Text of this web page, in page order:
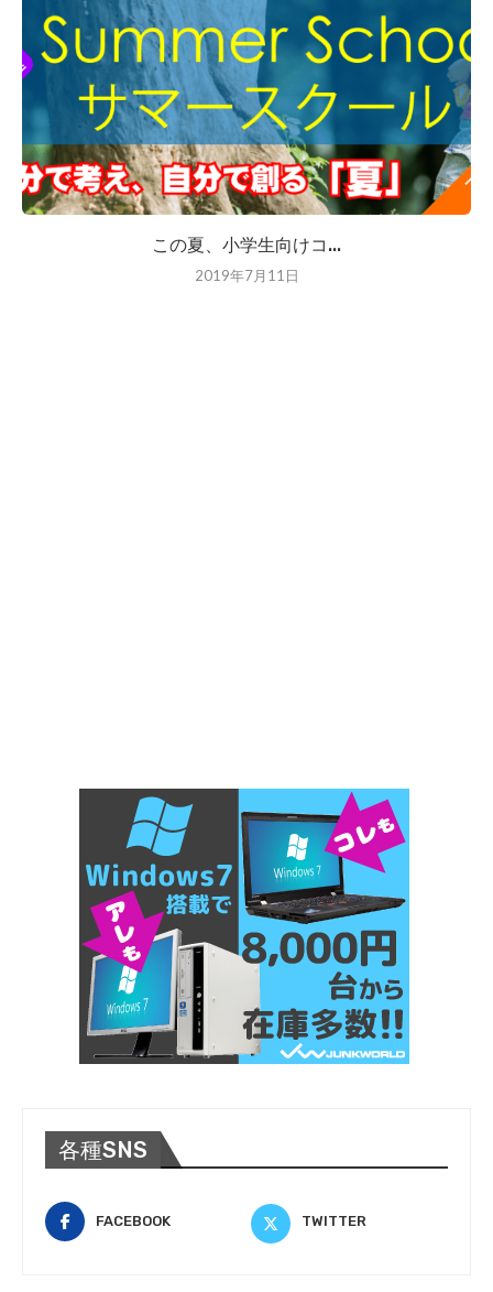
この夏、小学生向けコ...
2019年7月11日
各種SNS
FACEBOOK TWITTER